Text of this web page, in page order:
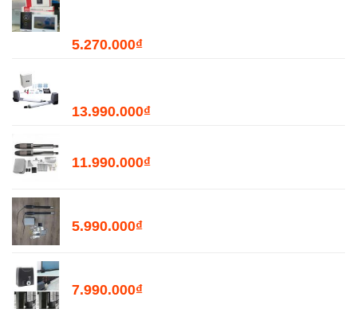
5.270.000₫
13.990.000₫
11.990.000₫
5.990.000₫
7.990.000₫